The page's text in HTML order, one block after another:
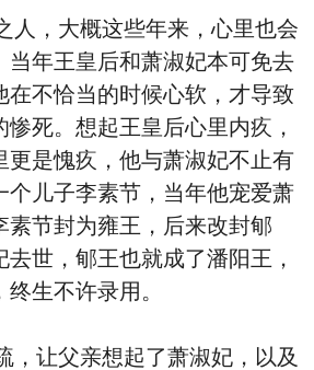
，大概这些年来，心里也会
当年王皇后和萧淑妃本可免去
在不恰当的时候心软，才导致
死。想起王皇后心里内疚，
更是愧疚，他与萧淑妃不止有
个儿子李素节，当年他宠爱萧
素节封为雍王，后来改封郇
世，郇王也就成了潘阳王，
生不许录用。
让父亲想起了萧淑妃，以及